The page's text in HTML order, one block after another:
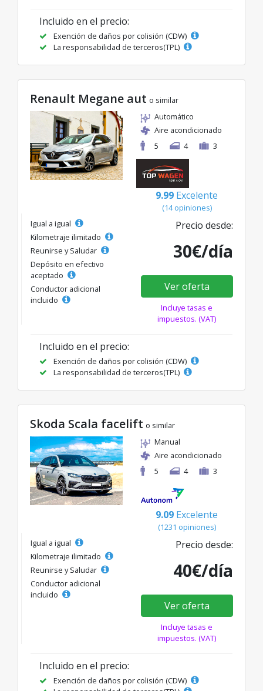
Incluido en el precio:
Exención de daños por colisión (CDW)
La responsabilidad de terceros(TPL)
Renault Megane aut o similar
Automático
Aire acondicionado
5
4 3
9.99 Excelente
(14 opiniones)
Igual a igual
Kilometraje ilimitado
Reunirse y Saludar
Depósito en efectivo
aceptado
Conductor adicional
incluido
Precio desde:
30€/día
Ver oferta
Incluye tasas e
impuestos. (VAT)
Incluido en el precio:
Exención de daños por colisión (CDW)
La responsabilidad de terceros(TPL)
Skoda Scala facelift o similar
Manual
Aire acondicionado
5
4 3
9.09 Excelente
(1231 opiniones)
Igual a igual
Kilometraje ilimitado
Reunirse y Saludar
Conductor adicional
incluido
Precio desde:
40€/día
Ver oferta
Incluye tasas e
impuestos. (VAT)
Incluido en el precio:
Exención de daños por colisión (CDW)